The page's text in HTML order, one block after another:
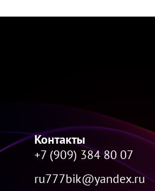
Контакты
+7 (909) 384 80 07
ru777bik@yandex.ru